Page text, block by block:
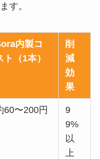
す。
内製コ
ト（1本）
削
減
効
果
60〜200円
9
9%
以
上